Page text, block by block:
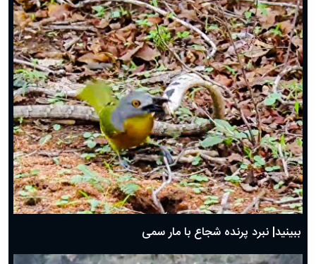
ببینید| نبرد پرنده شجاع با مار سمی